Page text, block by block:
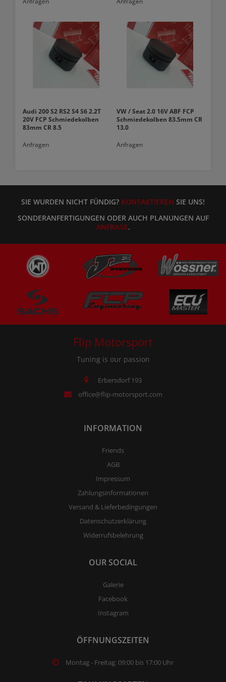
Audi 200 S2 RS2 S4 S6 2.2T
20V FCP Schmiedekolben
83mm CR 8.5
Anfragen
VW / Seat 2.0 16V ABF FCP
Schmiedekolben 83.5mm CR
13.0
Anfragen
SIE WURDEN NICHT FÜNDIG? KONTAKTIEREN SIE UNS!
SONDERANFERTIGUNGEN ODER AUCH PLANUNGEN AUF
ANFRAGE.
Flip Motorsport
Tuning is our passion
Erbersdorf 193
office@flip-motorsport.com
INFORMATION
Friends
AGB
Impressum
Zahlungsinformationen
Versand & Lieferbedingungen
Datenschutzerklärung
Widerrufsbelehrung
OUR SOCIAL
Galerie
Facebook
Instagram
ÖFFNUNGSZEITEN
Montag - Freitag: 09:00 bis 17:00 Uhr